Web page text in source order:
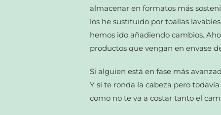
almacenar en formatos más
los he sustituido por toallas
hemos ido añadiendo cambios.
productos que vengan en envase
Si alguien está en fase más
Y si te ronda la cabeza pero
como no te va a costar tanto el